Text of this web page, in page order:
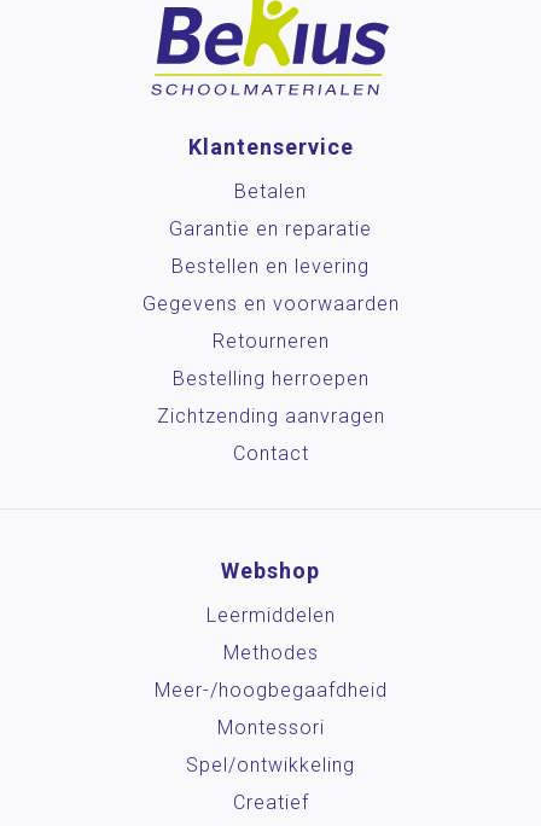
Klantenservice
Betalen
Garantie en reparatie
Bestellen en levering
Gegevens en voorwaarden
Retourneren
Bestelling herroepen
Zichtzending aanvragen
Contact
Webshop
Leermiddelen
Methodes
Meer-/hoog­begaafdheid
Montessori
Spel/ontwikkeling
Creatief